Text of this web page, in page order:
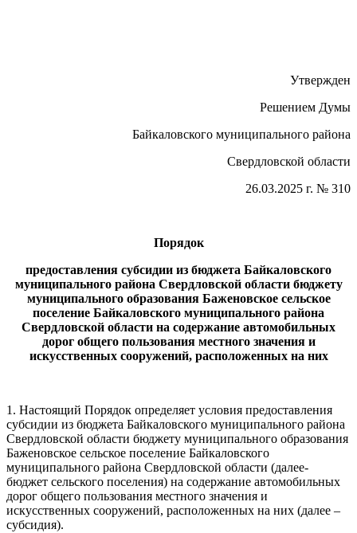
Утвержден
Решением Думы
Байкаловского муниципального района
Свердловской области
26.03.2025 г. № 310
Порядок
предоставления субсидии из бюджета Байкаловского
муниципального района Свердловской области бюджету
муниципального образования Баженовское сельское
поселение Байкаловского муниципального района
Свердловской области на содержание автомобильных
дорог общего пользования местного значения и
искусственных сооружений, расположенных на них
1. Настоящий Порядок определяет условия предоставления
субсидии из бюджета Байкаловского муниципального района
Свердловской области бюджету муниципального образования
Баженовское сельское поселение Байкаловского
муниципального района Свердловской области (далее-
бюджет сельского поселения) на содержание автомобильных
дорог общего пользования местного значения и
искусственных сооружений, расположенных на них (далее –
субсидия).